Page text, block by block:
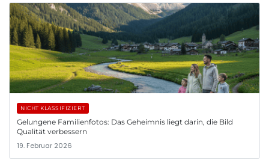
NICHT KLASSIFIZIERT
Gelungene Familienfotos: Das Geheimnis liegt darin, die Bild
Qualität verbessern
19. Februar 2026